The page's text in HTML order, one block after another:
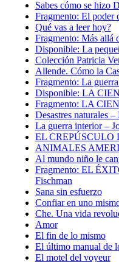
Sabes cómo se hizo
Fragmento: El poder
Qué vas a leer hoy?
Fragmento: Más allá
Disponible: La
Colección Patricia
Allende. Cómo la
Fragmento: La
Disponible: LA
Fragmento: LA
Desastres naturales
La guerra interior –
EL CREPÚSCULO
ANIMALES
Al mundo niño le
Fragmento: EL
Fischman
Sana sin esfuerzo
Confiar en uno
Che. Una vida
Amor
El fin de lo mismo
El último manual de
El motel del voyeur